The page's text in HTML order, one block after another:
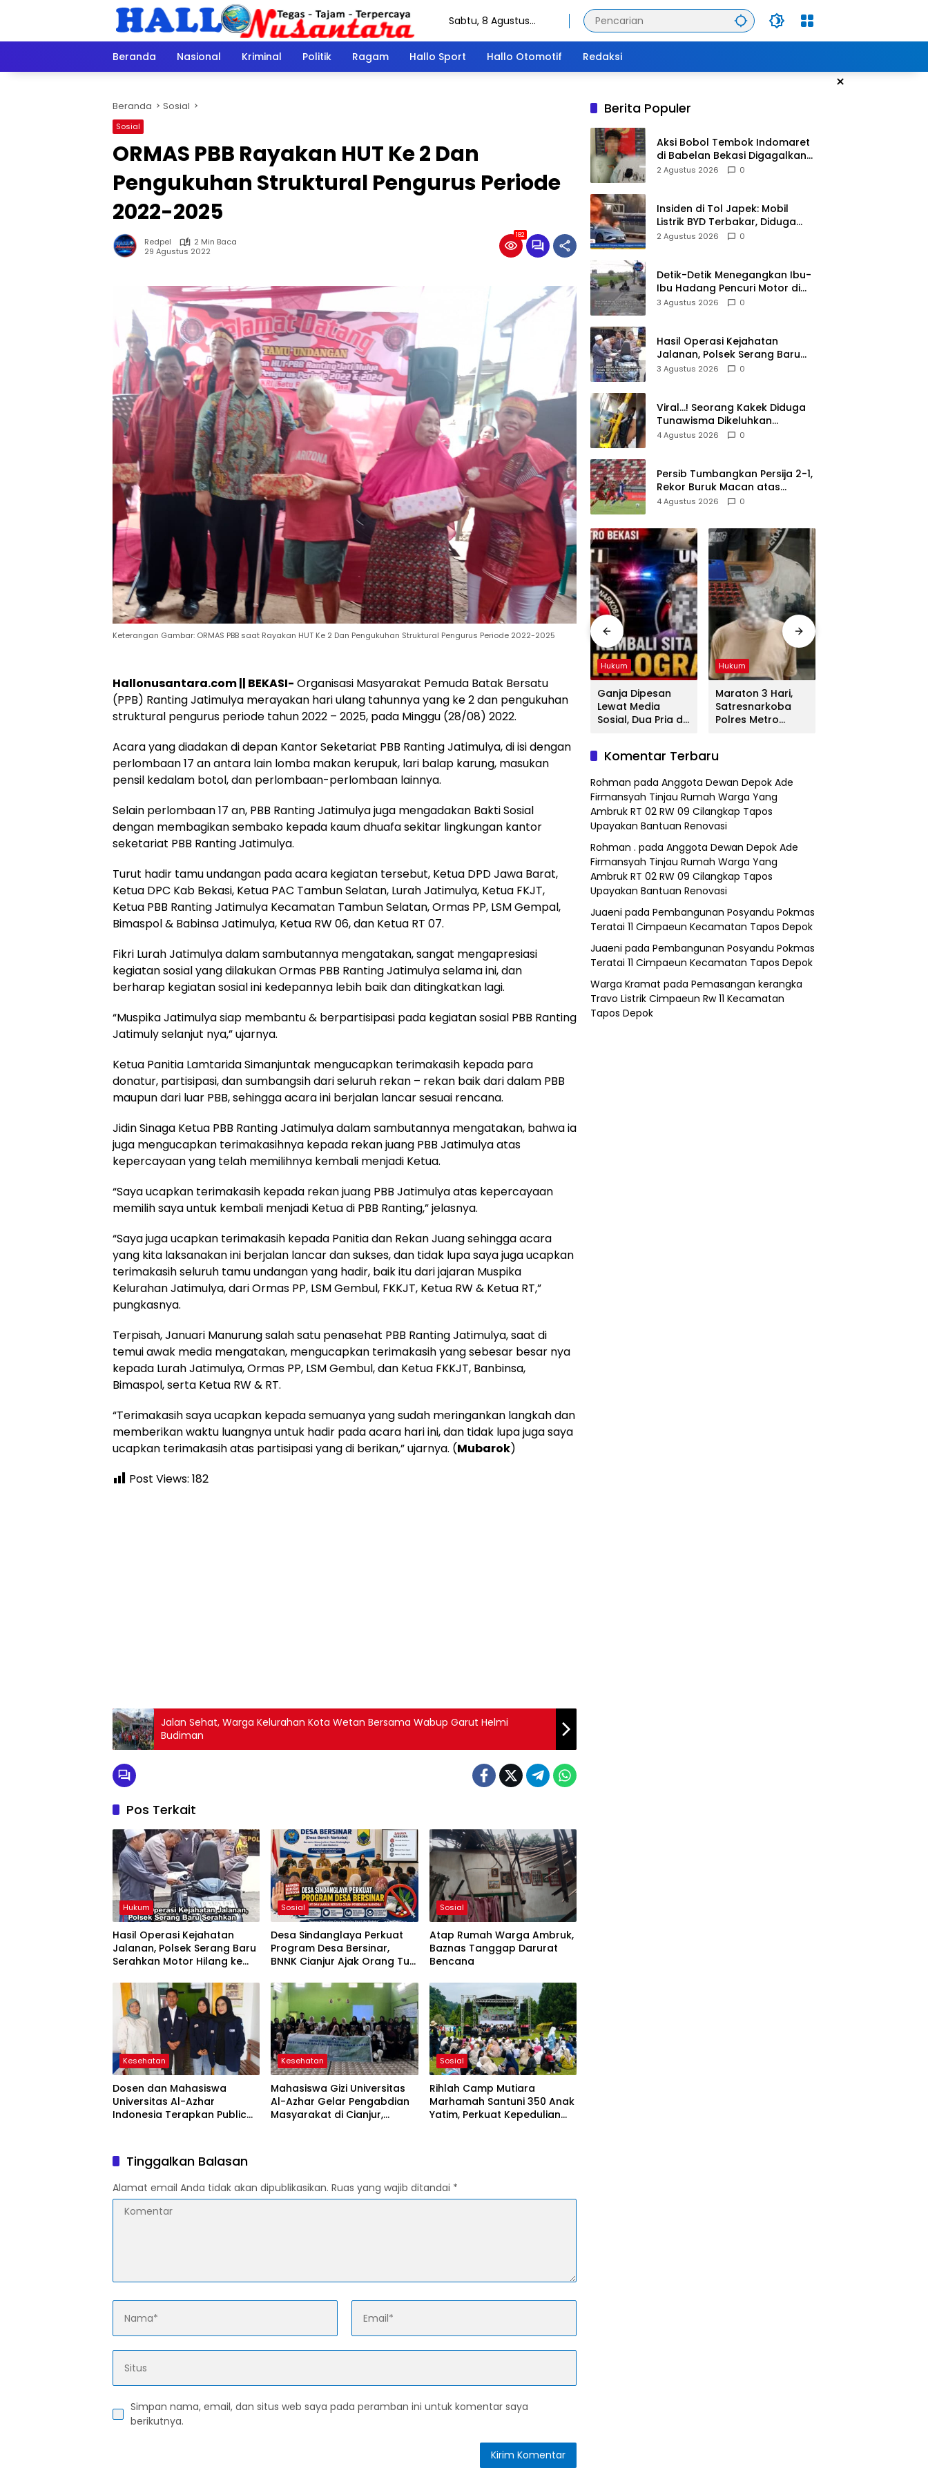
Sabtu, 8 Agustus
Beranda
Nasional Kriminal Politik Ragam Hallo Sport Hallo Otomotif Redaksi
×
Beranda Sosial
Sosial
ORMAS PBB Rayakan HUT Ke 2 Dan
Pengukuhan Struktural Pengurus Periode
2022-2025
Redpel
2 Min Baca
29 Agustus 2022
182
Keterangan Gambar: ORMAS PBB saat Rayakan HUT Ke 2 Dan Pengukuhan Struktural Pengurus Periode 2022-2025
Hallonusantara.com || BEKASI- Organisasi Masyarakat Pemuda Batak Bersatu
(PPB) Ranting Jatimulya merayakan hari ulang tahunnya yang ke 2 dan pengukuhan
struktural pengurus periode tahun 2022 – 2025, pada Minggu (28/08) 2022.
Acara yang diadakan di depan Kantor Seketariat PBB Ranting Jatimulya, di isi dengan
perlombaan 17 an antara lain lomba makan kerupuk, lari balap karung, masukan
pensil kedalam botol, dan perlombaan-perlombaan lainnya.
Selain perlombaan 17 an, PBB Ranting Jatimulya juga mengadakan Bakti Sosial
dengan membagikan sembako kepada kaum dhuafa sekitar lingkungan kantor
seketariat PBB Ranting Jatimulya.
Turut hadir tamu undangan pada acara kegiatan tersebut, Ketua DPD Jawa Barat,
Ketua DPC Kab Bekasi, Ketua PAC Tambun Selatan, Lurah Jatimulya, Ketua FKJT,
Ketua PBB Ranting Jatimulya Kecamatan Tambun Selatan, Ormas PP, LSM Gempal,
Bimaspol & Babinsa Jatimulya, Ketua RW 06, dan Ketua RT 07.
Fikri Lurah Jatimulya dalam sambutannya mengatakan, sangat mengapresiasi
kegiatan sosial yang dilakukan Ormas PBB Ranting Jatimulya selama ini, dan
berharap kegiatan sosial ini kedepannya lebih baik dan ditingkatkan lagi.
“Muspika Jatimulya siap membantu & berpartisipasi pada kegiatan sosial PBB Ranting
Jatimuly selanjut nya,” ujarnya.
Ketua Panitia Lamtarida Simanjuntak mengucapkan terimakasih kepada para
donatur, partisipasi, dan sumbangsih dari seluruh rekan – rekan baik dari dalam PBB
maupun dari luar PBB, sehingga acara ini berjalan lancar sesuai rencana.
Jidin Sinaga Ketua PBB Ranting Jatimulya dalam sambutannya mengatakan, bahwa ia
juga mengucapkan terimakasihnya kepada rekan juang PBB Jatimulya atas
kepercayaan yang telah memilihnya kembali menjadi Ketua.
“Saya ucapkan terimakasih kepada rekan juang PBB Jatimulya atas kepercayaan
memilih saya untuk kembali menjadi Ketua di PBB Ranting,” jelasnya.
“Saya juga ucapkan terimakasih kepada Panitia dan Rekan Juang sehingga acara
yang kita laksanakan ini berjalan lancar dan sukses, dan tidak lupa saya juga ucapkan
terimakasih seluruh tamu undangan yang hadir, baik itu dari jajaran Muspika
Kelurahan Jatimulya, dari Ormas PP, LSM Gembul, FKKJT, Ketua RW & Ketua RT,”
pungkasnya.
Terpisah, Januari Manurung salah satu penasehat PBB Ranting Jatimulya, saat di
temui awak media mengatakan, mengucapkan terimakasih yang sebesar besar nya
kepada Lurah Jatimulya, Ormas PP, LSM Gembul, dan Ketua FKKJT, Banbinsa,
Bimaspol, serta Ketua RW & RT.
“Terimakasih saya ucapkan kepada semuanya yang sudah meringankan langkah dan
memberikan waktu luangnya untuk hadir pada acara hari ini, dan tidak lupa juga saya
ucapkan terimakasih atas partisipasi yang di berikan,” ujarnya. (Mubarok)
Post Views: 182
Jalan Sehat, Warga Kelurahan Kota Wetan Bersama Wabup Garut Helmi
Budiman
Pos Terkait
Hukum
Hasil Operasi Kejahatan
Jalanan, Polsek Serang Baru
Serahkan Motor Hilang ke
Sosial
Desa Sindanglaya Perkuat
Program Desa Bersinar,
BNNK Cianjur Ajak Orang Tua
Penyalahgunaan Narkoba
Sosial
Atap Rumah Warga Ambruk,
Baznas Tanggap Darurat
Bencana
Kesehatan
Dosen dan Mahasiswa
Universitas Al-Azhar
Indonesia Terapkan Public
Kesehatan
Mahasiswa Gizi Universitas
Al-Azhar Gelar Pengabdian
Masyarakat di Cianjur,
Sosial
Rihlah Camp Mutiara
Marhamah Santuni 350 Anak
Yatim, Perkuat Kepedulian
Tinggalkan Balasan
Alamat email Anda tidak akan dipublikasikan. Ruas yang wajib ditandai *
Simpan nama, email, dan situs web saya pada peramban ini untuk komentar saya
berikutnya.
Berita Populer
Aksi Bobol Tembok Indomaret
di Babelan Bekasi Digagalkan
Satpam dan Warga, Dua
2 Agustus 2026 0
Insiden di Tol Japek: Mobil
Listrik BYD Terbakar, Diduga
Gangguan Korsleting Listrik
2 Agustus 2026 0
Detik-Detik Menegangkan Ibu-
Ibu Hadang Pencuri Motor di
Purwasari Karawang, Pelaku
3 Agustus 2026 0
Hasil Operasi Kejahatan
Jalanan, Polsek Serang Baru
Serahkan Motor Hilang ke
3 Agustus 2026 0
Viral…! Seorang Kakek Diduga
Tunawisma Dikeluhkan
Penumpang dan Turun dari
4 Agustus 2026 0
Persib Tumbangkan Persija 2-1,
Rekor Buruk Macan atas
Maung Berlanjut
4 Agustus 2026 0
Tega! Terkuak
Sosok Terduga
Pembunuh Lansia
Ternyata Oknum
Polisi Tetangga
Korban
Viral…! Seorang
Kakek Diduga
Tunawisma
Penumpang dan
Turun dari
TransJakarta
Karena Bau
Hasil Operasi
Kejahatan
Jalanan, Polsek
Serahkan Motor
Hilang ke Pemilik
Detik-Detik
Menegangkan
Ibu-Ibu Hadang
Purwasari
Karawang, Pelaku
Lolos di Tengah
Hukum
Ganja Dipesan
Lewat Media
Sosial, Dua Pria di
Satresnarkoba
Bekasi
Hukum
Maraton 3 Hari,
Satresnarkoba
Polres Metro
Ganja, dan
Komentar Terbaru
Rohman pada Anggota Dewan Depok Ade
Firmansyah Tinjau Rumah Warga Yang
Ambruk RT 02 RW 09 Cilangkap Tapos
Upayakan Bantuan Renovasi
Rohman . pada Anggota Dewan Depok Ade
Firmansyah Tinjau Rumah Warga Yang
Ambruk RT 02 RW 09 Cilangkap Tapos
Upayakan Bantuan Renovasi
Juaeni pada Pembangunan Posyandu Pokmas
Teratai 11 Cimpaeun Kecamatan Tapos Depok
Juaeni pada Pembangunan Posyandu Pokmas
Teratai 11 Cimpaeun Kecamatan Tapos Depok
Warga Kramat pada Pemasangan kerangka
Travo Listrik Cimpaeun Rw 11 Kecamatan
Tapos Depok